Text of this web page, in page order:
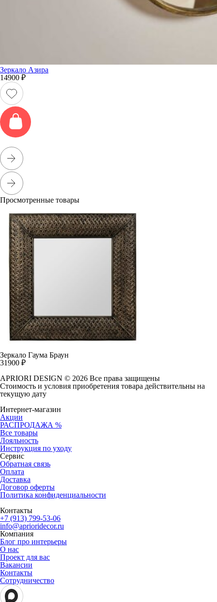
Зеркало Азира
14900 ₽
Просмотренные товары
Зеркало Гаума Браун
31900 ₽
APRIORI DESIGN © 2026 Все права защищены
Cтоимость и условия приобретения товара действительны на
текущую дату
Интернет-магазин
Акции
РАСПРОДАЖА %
Все товары
Лояльность
Инструкция по уходу
Сервис
Обратная связь
Оплата
Доставка
Договор оферты
Политика конфиденциальности
Контакты
+7 (913) 799-53-06
info@aprioridecor.ru
Компания
Блог про интерьеры
О нас
Проект для вас
Вакансии
Контакты
Сотрудничество